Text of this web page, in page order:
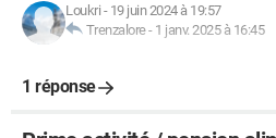
Loukri - 19 juin 2024 à 19:57
Trenzalore- 1 janv. 2025 à 16:45
1 réponse